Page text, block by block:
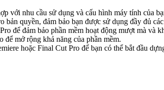
với nhu cầu sử dụng và cấu hình máy tính của
quyền, đảm bảo bạn được sử dụng đầy đủ
để đảm bảo phần mềm hoạt động mượt mà và
để mở rộng khả năng của phần mềm.
hoặc Final Cut Pro để bạn có thể bắt đầu